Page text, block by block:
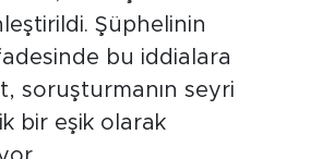
Gözaçan hakkındaki
Şüphelinin
bu iddialara
soruşturmanın seyri
bir eşik olarak